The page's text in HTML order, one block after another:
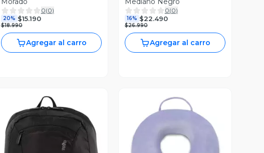
0(0)
20% $15.190
$18.990
Agregar al carro
0(0)
16% $22.490
$26.990
Agregar al carro